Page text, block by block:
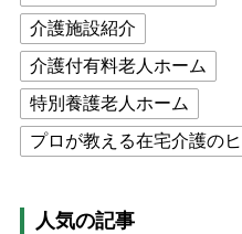
介護施設紹介
介護付有料老人ホーム
特別養護老人ホーム
プロが教える在宅介護のヒ
高木ブー
ケアマネジャー
人気の記事